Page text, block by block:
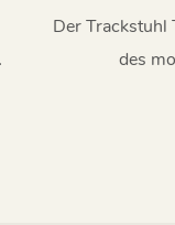
Der Trackstuhl
des